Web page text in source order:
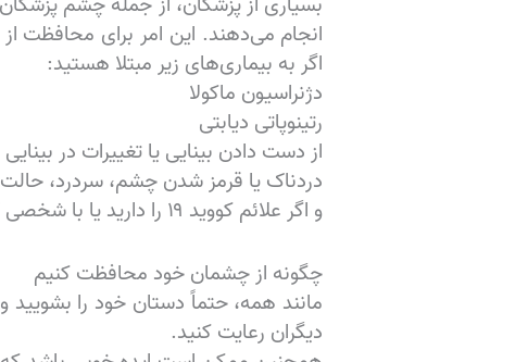
انجام می‌دهند. این امر برای
اگر به بیماری‌های زیر مبتلا هستید:
دژنراسیون ماکولا
رتینوپاتی دیابتی
از دست دادن بینایی یا تغییرات در
دردناک یا قرمز شدن چشم، سردرد، حالت
و اگر علائم کووید ۱۹ را دارید یا با شخصی که به این بیماری مبتلا بوده است در تماس بوده‌اید، حتما با پزشک خود تماس بگیرید.
چگونه از چشمان خود محافظت کنیم
مانند همه، حتماً دستان خود را
دیگران رعایت کنید.